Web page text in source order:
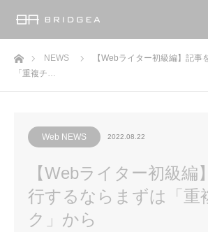
ホームNEWS
【Webライター初級編】記事
「重複チ…
Web NEWS 2022.08.22
【Webライター初級編
行するならまずは「重
ク」から